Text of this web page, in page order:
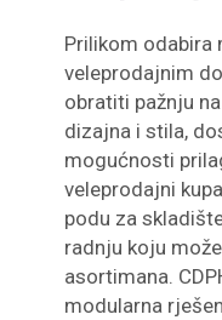
Prilikom odabira
veleprodajnim
obratiti pažnju
dizajna i stila,
mogućnosti
veleprodajni
podu za
radnju koju
asortimana.
modularna